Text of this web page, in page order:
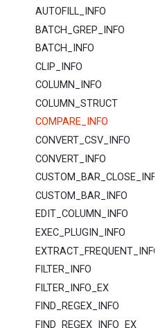
AUTOFILL_INFO
BATCH_GREP_INFO
BATCH_INFO
CLIP_INFO
COLUMN_INFO
COLUMN_STRUCT
COMPARE_INFO
CONVERT_CSV_INFO
CONVERT_INFO
CUSTOM_BAR_CLOSE_INFO
CUSTOM_BAR_INFO
EDIT_COLUMN_INFO
EXEC_PLUGIN_INFO
EXTRACT_FREQUENT_INFO
FILTER_INFO
FILTER_INFO_EX
FIND_REGEX_INFO
FIND_REGEX_INFO_EX